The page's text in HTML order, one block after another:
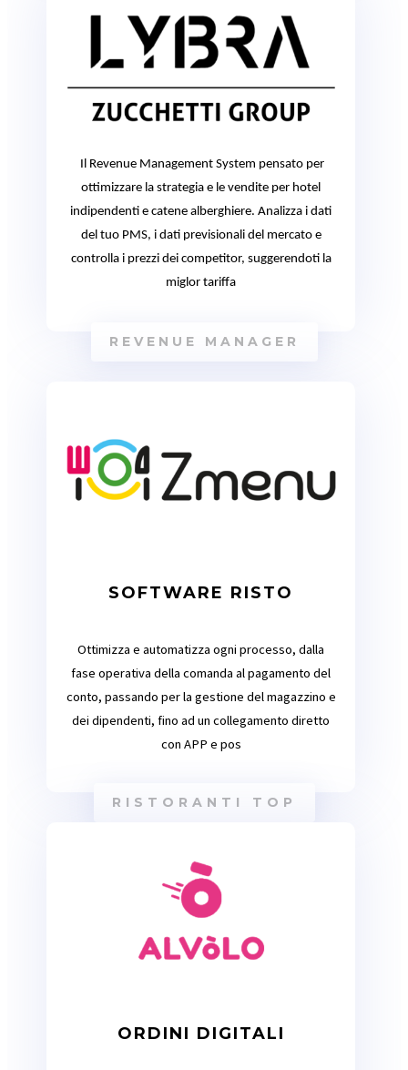
Il Revenue Management System pensato per
ottimizzare la strategia e le vendite per hotel
indipendenti e catene alberghiere. Analizza i dati
del tuo PMS, i dati previsionali del mercato e
controlla i prezzi dei competitor, suggerendoti la
miglor tariffa
REVENUE MANAGER
SOFTWARE RISTO
Ottimizza e automatizza ogni processo, dalla
fase operativa della comanda al pagamento del
conto, passando per la gestione del magazzino e
dei dipendenti, fino ad un collegamento diretto
con APP e pos
RISTORANTI TOP
ORDINI DIGITALI